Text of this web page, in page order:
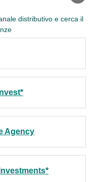
distributivo e cerca il
Agency